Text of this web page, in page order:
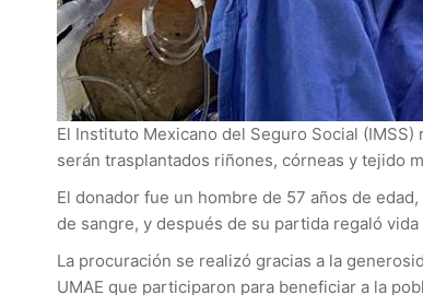
El Instituto Mexicano del Seguro Social
serán trasplantados riñones, córneas y tejido
El donador fue un hombre de 57 años de
de sangre, y después de su partida regaló
La procuración se realizó gracias a la
UMAE que participaron para beneficiar a la